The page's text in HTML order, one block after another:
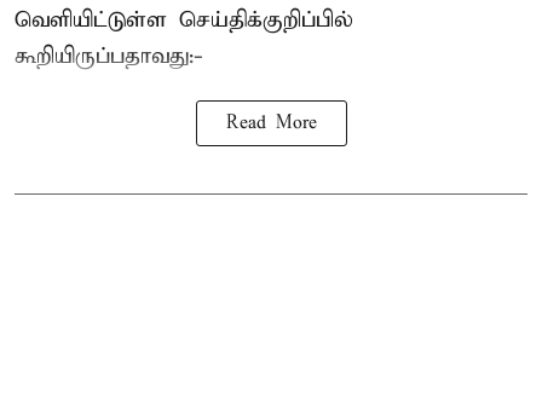
வெளியிட்டுள்ள செய்திக்குறிப்பில்
கூறியிருப்பதாவது:-
Read More